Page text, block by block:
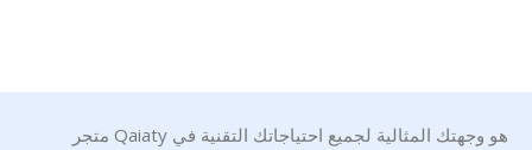
متجر Qaiaty هو وجهتك المثالية لجميع احتياجاتك التقنية في